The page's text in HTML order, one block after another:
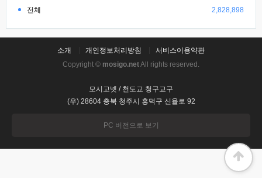
전체 2,828,898
소개 개인정보처리방침
서비스이용약관
Copyright © mosigo.netAll rights reserved.
모시고넷 / 천도교 청구교구
(우) 28604 충북 청주시 흥덕구 신율로 92
PC 버전으로 보기